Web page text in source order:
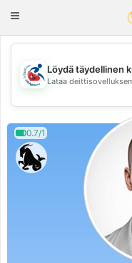
Toggle
💖
Löydä täydellinen
Lataa
0.7/1